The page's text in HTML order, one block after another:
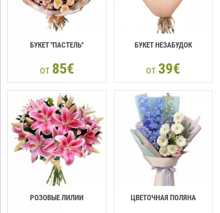
БУКЕТ ''ПАСТЕЛЬ''
от 85€
БУКЕТ НЕЗАБУДОК
от 39€
РОЗОВЫЕ ЛИЛИИ ЦВЕТОЧНАЯ ПОЛЯНА